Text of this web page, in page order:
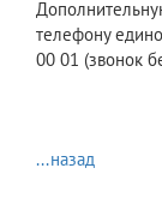
телефону
00 01 (звонок
...назад